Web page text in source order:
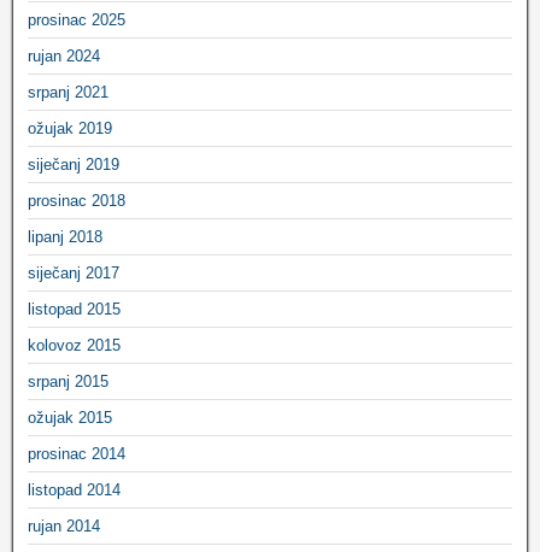
prosinac 2025
rujan 2024
srpanj 2021
ožujak 2019
siječanj 2019
prosinac 2018
lipanj 2018
siječanj 2017
listopad 2015
kolovoz 2015
srpanj 2015
ožujak 2015
prosinac 2014
listopad 2014
rujan 2014